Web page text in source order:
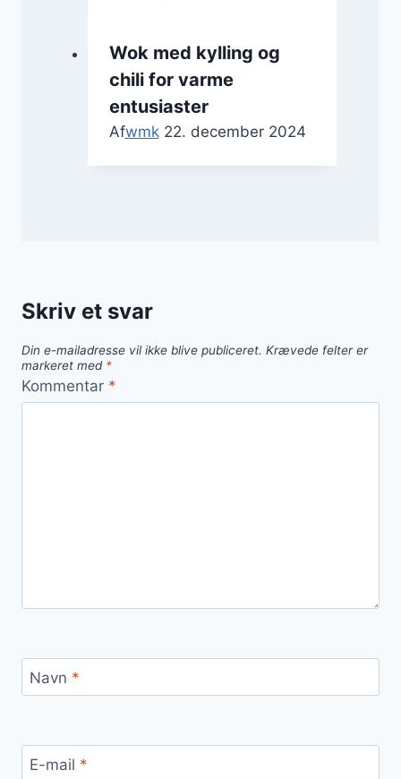
Wok med kylling og
chili for varme
entusiaster
Afwmk 22. december 2024
Skriv et svar
Din e-mailadresse vil ikke blive publiceret. Krævede felter er
markeret med *
Kommentar *
Navn *
E-mail *